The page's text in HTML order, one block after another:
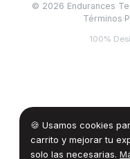
🍪 Usamos cookies
carrito y mejorar tu
solo las necesarias.
© 2026 Endurances
Términos·
100%